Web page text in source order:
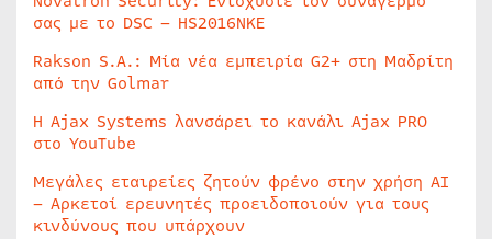
σας με το DSC – HS2016NKE
Rakson S.A.: Μία νέα εμπειρία G2+ στη Μαδρίτη
από την Golmar
Η Ajax Systems λανσάρει το κανάλι Ajax PRO
στο YouTube
Μεγάλες εταιρείες ζητούν φρένο στην χρήση AI
– Αρκετοί ερευνητές προειδοποιούν για τους
κινδύνους που υπάρχουν